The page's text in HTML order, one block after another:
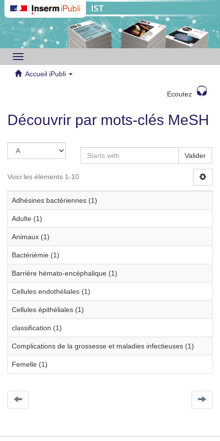
Toggle
navigation
Accueil iPubli
Ecoutez
Découvrir par mots-clés MeSH
Valider
Voici les éléments 1-10
Adhésines bactériennes (1)
Adulte (1)
Animaux (1)
Bactériémie (1)
Barrière hémato-encéphalique (1)
Cellules endothéliales (1)
Cellules épithéliales (1)
classification (1)
Complications de la grossesse et maladies infectieuses (1)
Femelle (1)